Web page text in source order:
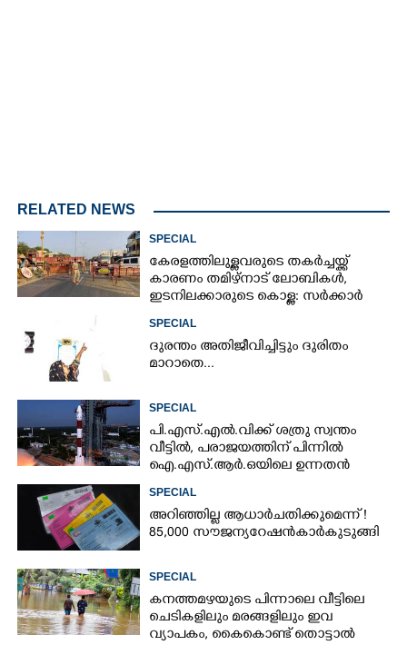
RELATED NEWS
SPECIAL
കേരളത്തിലുള്ളവരുടെ തകർച്ചയ്ക്ക്
കാരണം തമിഴ്നാട് ലോബികൾ,
ഇടനിലക്കാരുടെ കൊള്ള: സർക്കാർ
SPECIAL
ദുരന്തം അതിജീവിച്ചിട്ടും ദുരിതം
മാറാതെ...
SPECIAL
പി.എസ്.എൽ.വിക്ക് ശത്രു സ്വന്തം
വീട്ടിൽ,​ പരാജയത്തിന് പിന്നിൽ
ഐ.എസ്.ആർ.ഒയിലെ ഉന്നതൻ
SPECIAL
അറിഞ്ഞില്ല ആധാർ ചതിക്കുമെന്ന് !
85,000 സൗജന്യ റേഷൻകാർ കുടുങ്ങി
SPECIAL
കനത്തമഴയുടെ പിന്നാലെ വീട്ടിലെ
ചെടികളിലും മരങ്ങളിലും ഇവ
വ്യാപകം, കൈകൊണ്ട് തൊട്ടാൽ